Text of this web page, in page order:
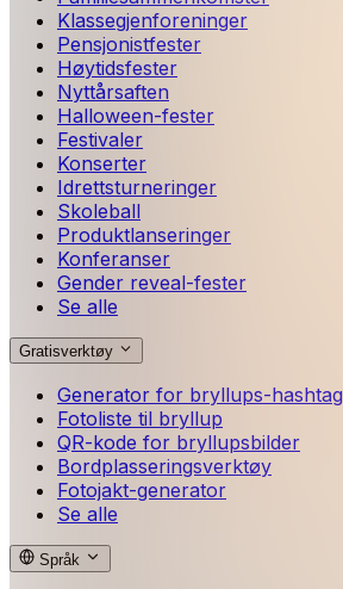
Klassegjenforeninger
Pensjonistfester
Høytidsfester
Nyttårsaften
Halloween-fester
Festivaler
Konserter
Idrettsturneringer
Skoleball
Produktlanseringer
Konferanser
Gender reveal-fester
Se alle
Gratisverktøy
Generator for bryllups-hashtag
Fotoliste til bryllup
QR-kode for bryllupsbilder
Bordplasseringsverktøy
Fotojakt-generator
Se alle
Språk